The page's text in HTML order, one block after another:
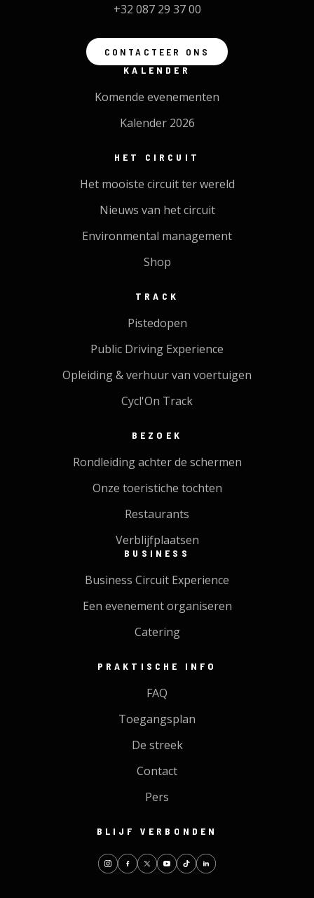
+32 087 29 37 00
CONTACTEER ONS
KALENDER
Komende evenementen
Kalender 2026
HET CIRCUIT
Het mooiste circuit ter wereld
Nieuws van het circuit
Environmental management
Shop
TRACK
Pistedopen
Public Driving Experience
Opleiding & verhuur van voertuigen
Cycl'On Track
BEZOEK
Rondleiding achter de schermen
Onze toeristiche tochten
Restaurants
Verblijfplaatsen
BUSINESS
Business Circuit Experience
Een evenement organiseren
Catering
PRAKTISCHE INFO
FAQ
Toegangsplan
De streek
Contact
Pers
BLIJF VERBONDEN